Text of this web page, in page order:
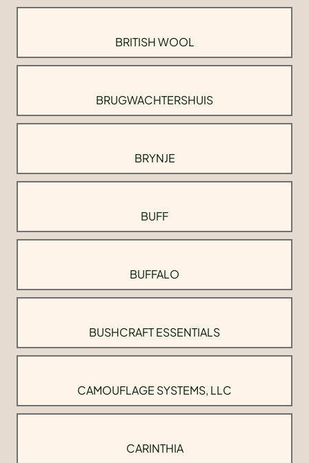
BRITISH WOOL
BRUGWACHTERSHUIS
BRYNJE
BUFF
BUFFALO
BUSHCRAFT ESSENTIALS
CAMOUFLAGE SYSTEMS, LLC
CARINTHIA